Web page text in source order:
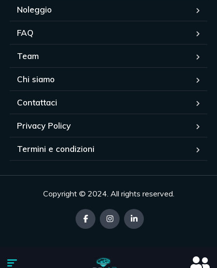
Noleggio
FAQ
Team
Chi siamo
Contattaci
Privacy Policy
Termini e condizioni
Copyright © 2024. All rights reserved.